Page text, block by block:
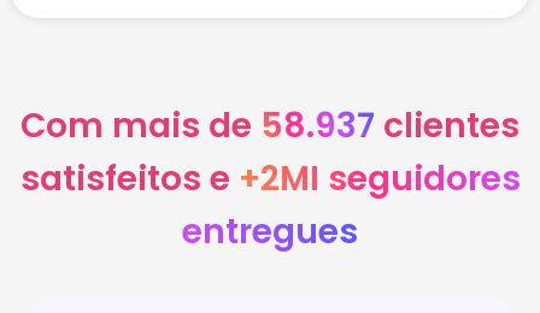
Com mais de 58.937 clientes
satisfeitos e +2MI seguidores
entregues